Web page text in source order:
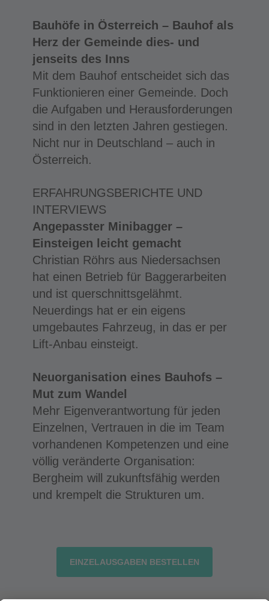
Bauhöfe in Österreich – Bauhof als
Herz der Gemeinde dies- und
jenseits des Inns
Mit dem Bauhof entscheidet sich das
Funktionieren einer Gemeinde. Doch
die Aufgaben und Herausforderungen
sind in den letzten Jahren gestiegen.
Nicht nur in Deutschland – auch in
Österreich.
ERFAHRUNGSBERICHTE UND
INTERVIEWS
Angepasster Minibagger –
Einsteigen leicht gemacht
Christian Röhrs aus Niedersachsen
hat einen Betrieb für Baggerarbeiten
und ist querschnittsgelähmt.
Neuerdings hat er ein eigens
umgebautes Fahrzeug, in das er per
Lift-Anbau einsteigt.
Neuorganisation eines Bauhofs –
Mut zum Wandel
Mehr Eigenverantwortung für jeden
Einzelnen, Vertrauen in die im Team
vorhandenen Kompetenzen und eine
völlig veränderte Organisation:
Bergheim will zukunftsfähig werden
und krempelt die Strukturen um.
EINZELAUSGABEN BESTELLEN